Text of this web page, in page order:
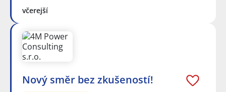
včerejší
Nový směr bez zkušeností!